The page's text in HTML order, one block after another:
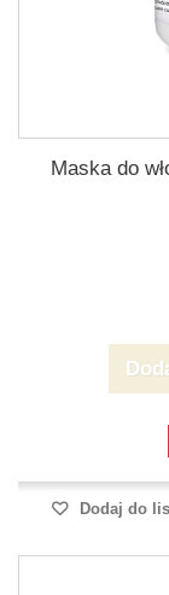
Maska do
Dodaj do